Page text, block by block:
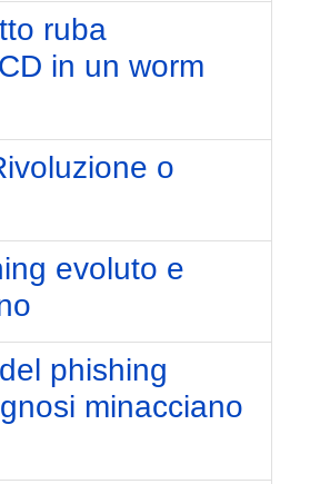
ruba
in un worm
o
evoluto e
phishing
minacciano